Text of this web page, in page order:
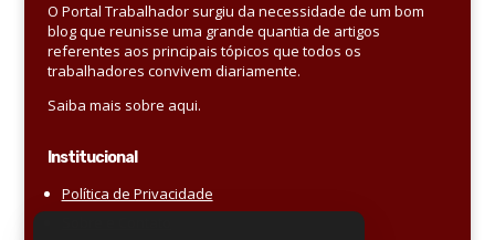
O Portal Trabalhador surgiu da necessidade de um bom
blog que reunisse uma grande quantia de artigos
referentes aos principais tópicos que todos os
trabalhadores convivem diariamente.
Saiba mais sobre aqui.
Institucional
Política de Privacidade